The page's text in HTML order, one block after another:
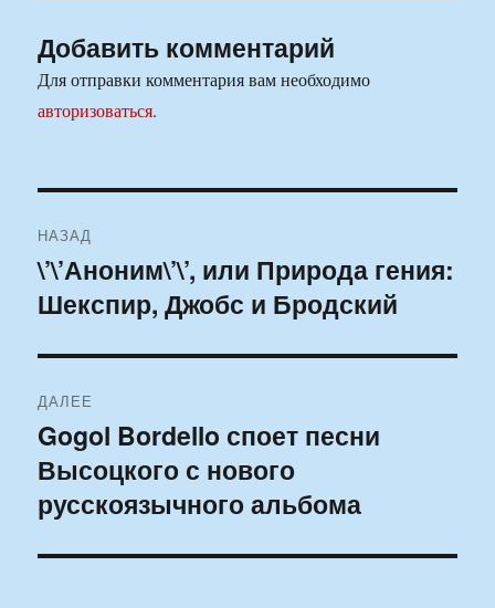
Добавить комментарий
Для отправки комментария вам необходимо
авторизоваться.
по
записям
НАЗАД
Предыдущая
запись:
\’\’Аноним\’\’, или Природа гения:
Шекспир, Джобс и Бродский
ДАЛЕЕ
Следующая
запись:
Gogol Bordello споет песни
Высоцкого с нового
русскоязычного альбома